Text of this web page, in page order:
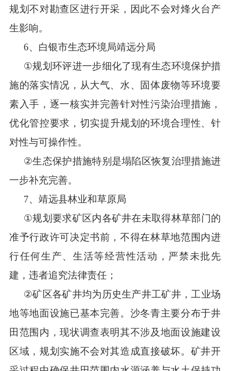
规划不对勘查区进行开采，因此不会对烽火台产
生影响。
6、 白银市生态环境局靖远分局
①规划环评进一步细化了现有生态环境保护措
施的落实情况，从大气、水、固体废物等环境要
素入手，逐一核实并完善针对性污染治理措施，
优化管控要求， 切实提升规划的环境合理性、针
对性与可操作性。
②生态保护措施特别是塌陷区恢复治理措施进
一步补充完善。
7、靖远县林业和草原局
①规划要求矿区内各矿井在未取得林草部门的
准予行政许可决定书前，不得在林草地范围内进
行任何生产、生活等经营性活动，严禁未批先
建，违者追究法律责任；
②矿区各矿井均为历史生产井工矿井，工业场
地等地面设施已基本完善。沙冬青主要分布于井
田范围内，现状调查表明其不涉及地面设施建设
区域，规划实施不会对其造成直接破坏。 矿井开